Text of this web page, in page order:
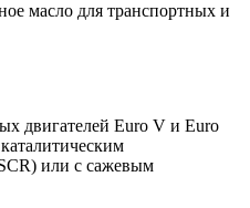
масло для транспортных и
двигателей Euro V и Euro
или с сажевым